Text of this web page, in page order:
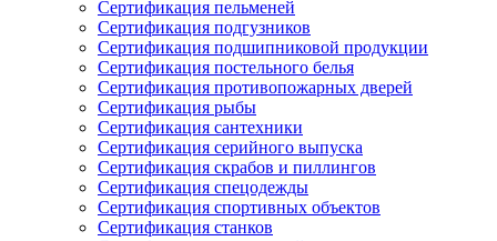
Сертификация пельменей
Сертификация подгузников
Сертификация подшипниковой продукции
Сертификация постельного белья
Сертификация противопожарных дверей
Сертификация рыбы
Сертификация сантехники
Сертификация серийного выпуска
Сертификация скрабов и пиллингов
Сертификация спецодежды
Сертификация спортивных объектов
Сертификация станков